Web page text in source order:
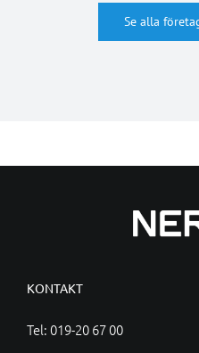
Se alla
KONTAKT
Tel: 019-20 67 00